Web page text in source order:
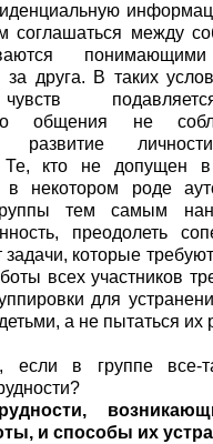
соглашаться между
понимающими
за друга. В таких
общения не
Те, кто не допущен в
в некотором роде
тем самым
преодолеть
задачи, которые
всех участников
для
а не пытаться их
если в группе все-
и способы их